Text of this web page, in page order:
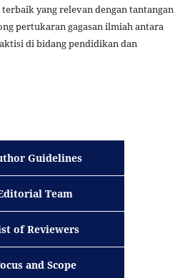
yang relevan dengan tantangan
pertukaran gagasan ilmiah antara
di bidang pendidikan dan
Guidelines
Team
of Reviewers
and Scope